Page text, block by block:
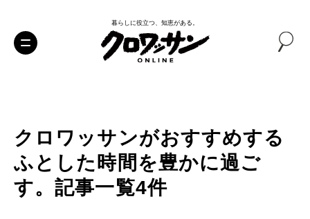
暮らしに役立つ、知恵がある。
クロワッサンがおすすめする
ふとした時間を豊かに過ご
す。記事一覧4件